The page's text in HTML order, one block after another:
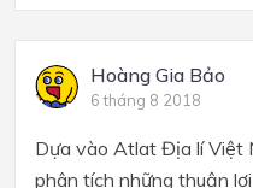
Hoàng Gia Bảo
6 tháng 8 2018
Dựa vào Atlat Địa lí Việt
phân tích những thuận